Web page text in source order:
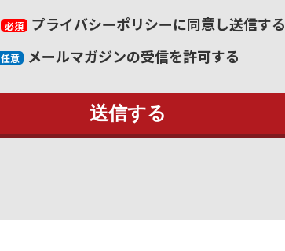
必須 プライバシーポリシーに同意し送信する
任意 メールマガジンの受信を許可する